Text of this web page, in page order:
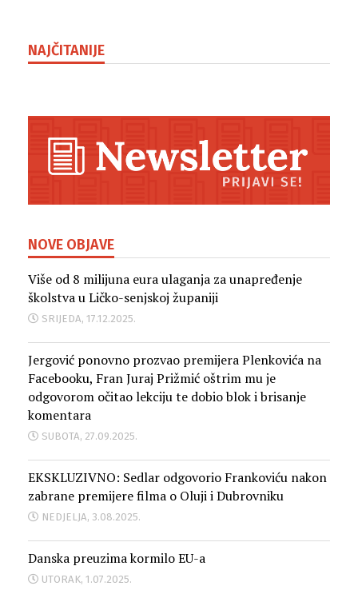
NAJČITANIJE
NOVE OBJAVE
Više od 8 milijuna eura ulaganja za unapređenje
školstva u Ličko-senjskoj županiji
SRIJEDA, 17.12.2025.
Jergović ponovno prozvao premijera Plenkovića na
Facebooku, Fran Juraj Prižmić oštrim mu je
odgovorom očitao lekciju te dobio blok i brisanje
komentara
SUBOTA, 27.09.2025.
EKSKLUZIVNO: Sedlar odgovorio Frankoviću nakon
zabrane premijere filma o Oluji i Dubrovniku
NEDJELJA, 3.08.2025.
Danska preuzima kormilo EU-a
UTORAK, 1.07.2025.